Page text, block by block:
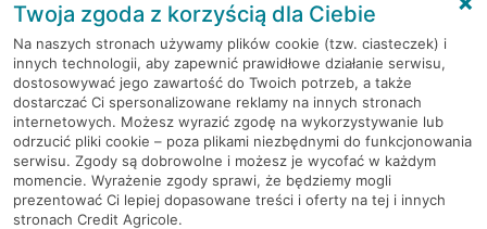
Warszawa, ul. Ostrobramska
75c
Bankomat
(Euronet)
Warszawa, ul. Ostrobramska
75C
Bankomat
(Euronet)
Warszawa, ul. Pasaż
Ursynowski 9
Bankomat
(Euronet)
Twoja zgoda z korzyścią dla Ciebie
Na naszych stronach używamy plików cookie (tzw. ciasteczek) i
innych technologii, aby zapewnić prawidłowe działanie serwisu,
dostosowywać jego zawartość do Twoich potrzeb, a także
dostarczać Ci spersonalizowane reklamy na innych stronach
internetowych. Możesz wyrazić zgodę na wykorzystywanie lub
odrzucić pliki cookie – poza plikami niezbędnymi do funkcjonowania
serwisu. Zgody są dobrowolne i możesz je wycofać w każdym
momencie. Wyrażenie zgody sprawi, że będziemy mogli
prezentować Ci lepiej dopasowane treści i oferty na tej i innych
stronach Credit Agricole.